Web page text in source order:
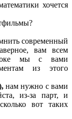
хочется
современный
вам всем
мы с вами
из этого
нам нужно с вами
из-за парт, и
вот таких